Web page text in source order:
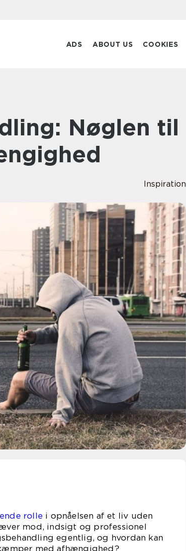
ADS ABOUT US COOKIES
Nøglen til
Inspiration
rolle i opnåelsen af et liv uden
mod, indsigt og professionel
egentlig, og hvordan kan
med afhængighed?